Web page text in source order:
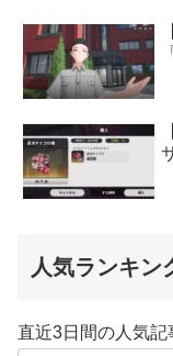
人気ランキン
直近3日間の人気記